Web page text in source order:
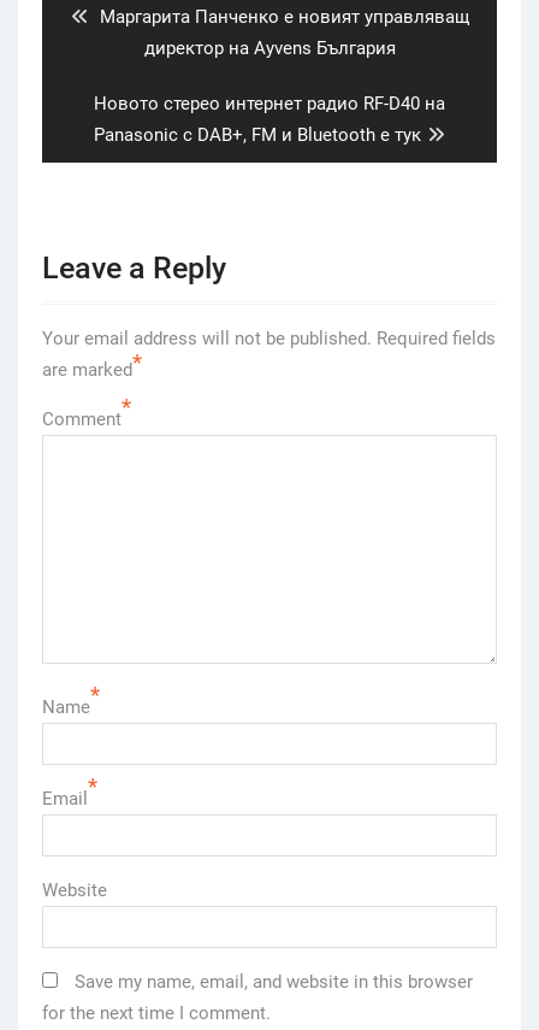
Previous
Маргарита Панченко е новият управляващ
директор на Ayvens България
Next
post:
Новото стерео интернет радио RF-D40 на
Panasonic с DAB+, FM и Bluetooth е тук
Leave a Reply
Your email address will not be published. Required fields
are marked*
Comment*
Name*
Email *
Website
Save my name, email, and website in this browser
for the next time I comment.